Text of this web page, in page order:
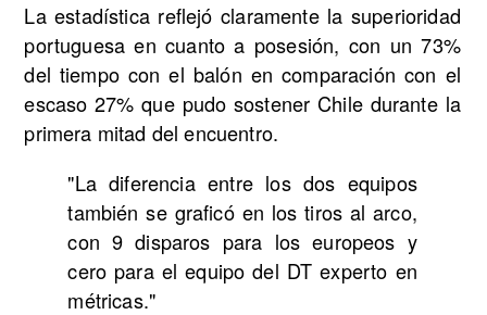
La estadística reflejó claramente la superioridad
portuguesa en cuanto a posesión, con un 73%
del tiempo con el balón en comparación con el
escaso 27% que pudo sostener Chile durante la
primera mitad del encuentro.
"La diferencia entre los dos equipos
también se graficó en los tiros al arco,
con 9 disparos para los europeos y
cero para el equipo del DT experto en
métricas."